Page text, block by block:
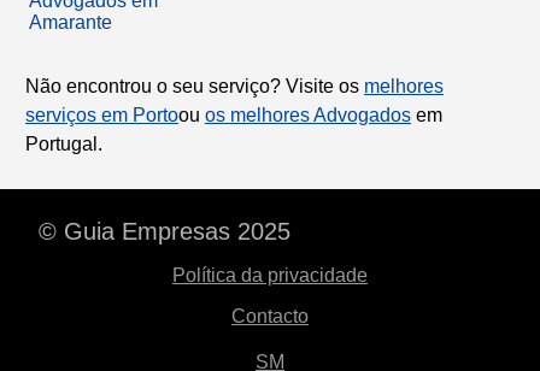
Amarante
Não encontrou o seu serviço? Visite os melhores
serviços em Portoou os melhores Advogados em
Portugal.
© Guia Empresas 2025
Política da privacidade
Contacto
SM